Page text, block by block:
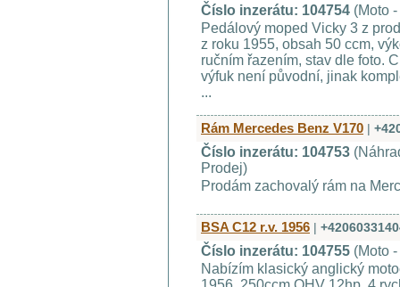
Číslo inzerátu: 104754 (Moto
Pedálový moped Vicky 3 z
z roku 1955, obsah 50 ccm,
ručním řazením, stav dle foto.
výfuk není původní, jinak
...
Rám Mercedes Benz V170 |
Číslo inzerátu: 104753
Prodej)
Prodám zachovalý rám na
BSA C12 r.v. 1956 |
Číslo inzerátu: 104755 (Moto
Nabízím klasický anglický